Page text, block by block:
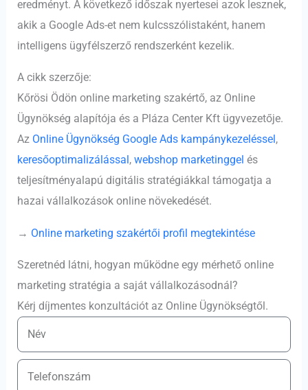
eredményt. A következő időszak nyertesei azok lesznek,
akik a Google Ads-et nem kulcsszólistaként, hanem
intelligens ügyfélszerző rendszerként kezelik.
A cikk szerzője:
Kőrösi Ödön online marketing szakértő, az Online
Ügynökség alapítója és a Pláza Center Kft ügyvezetője.
Az Online Ügynökség Google Ads kampánykezeléssel ,
keresőoptimalizálással ,webshop marketinggel és
teljesítményalapú digitális stratégiákkal támogatja a
hazai vállalkozások online növekedését.
→ Online marketing szakértői profil megtekintése
Szeretnéd látni, hogyan működne egy mérhető online
marketing stratégia a saját vállalkozásodnál?
Kérj díjmentes konzultációt az Online Ügynökségtől.